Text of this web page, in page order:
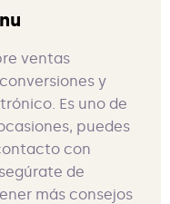
ventas
y
Es uno de
puedes
con
de
más consejos